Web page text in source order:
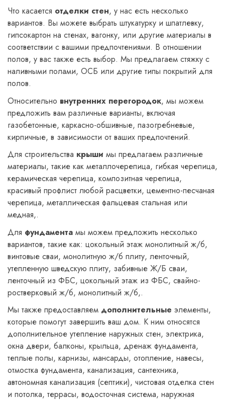
Что касается отделки стен, у нас есть несколько
вариантов. Вы можете выбрать штукатурку и шпатлевку,
гипсокартон на стенах, вагонку, или другие материалы в
соответствии с вашими предпочтениями. В отношении
полов, у вас также есть выбор. Мы предлагаем стяжку с
наливными полами, ОСБ или другие типы покрытий для
полов.
Относительно внутренних перегородок, мы можем
предложить вам различные варианты, включая
газобетонные, каркасно-обшивные, пазогребневые,
кирпичные, в зависимости от ваших предпочтений.
Для строительства крыши мы предлагаем различные
материалы, такие как металлочерепица, гибкая черепица,
керамическая черепица, композитная черепица,
красивый профлист любой расцветки, цементно-песчаная
черепица, металлическая фальцевая стальная или
медная,.
Для фундамента мы можем предложить несколько
вариантов, такие как: цокольный этаж монолитный ж/б,
винтовые сваи, монолитную ж/б плиту, ленточный,
утепленную шведскую плиту, забивные Ж/Б сваи,
ленточный из ФБС, цокольный этаж из ФБС, свайно-
ростверковый ж/б, монолитный ж/б,.
Мы также предоставляем дополнительные элементы,
которые помогут завершить ваш дом. К ним относятся
дополнительное утепление наружных стен, электрика,
окна двери, балконы, крыльца, дренаж фундамента,
теплые полы, карнизы, мансарды, отопление, навесы,
отмостка фундамента, канализация, сантехника,
автономная канализация (септики), чистовая отделка стен
и потолка, террасы, водосточная система, наружная